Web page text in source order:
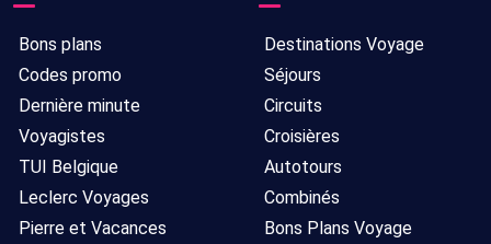
Bons plans
Codes promo
Dernière minute
Voyagistes
TUI Belgique
Leclerc Voyages
Pierre et Vacances
Destinations Voyage
Séjours
Circuits
Croisières
Autotours
Combinés
Bons Plans Voyage